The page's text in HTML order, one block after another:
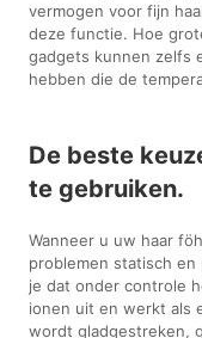
vermogen voor fijn
deze functie. Hoe
gadgets kunnen zelfs
hebben die de
De beste
te gebruiken.
Wanneer u uw haar
problemen statisch
je dat onder controle
ionen uit en werkt als
wordt gladgestreken,